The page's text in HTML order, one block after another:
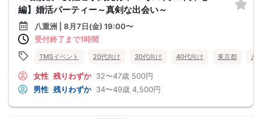
編】婚活パーティー～真剣な出会い～
八重洲 | 8月7日(金) 19:00〜
受付終了まで1時間
TMSイベント 20代向け 30代向け 40代向け 東京都 八
女性 残りわずか 32〜47歳 500円
男性 残りわずか 34〜49歳 4,500円